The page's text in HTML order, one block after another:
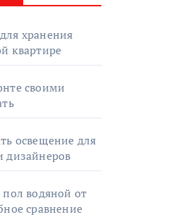
хранения
квартире
своими
освещение для
дизайнеров
водяной от
сравнение